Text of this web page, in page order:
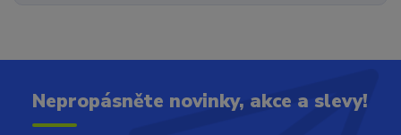
Nepropásněte novinky, akce a slevy!